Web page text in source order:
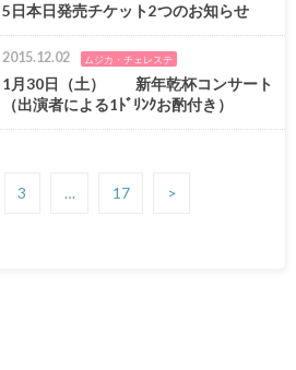
5日本日発売チケット2つのお知らせ
2015.12.02 ムジカ・チェレステ
1月30日（土） 新年乾杯コンサート
（出演者による1ﾄﾞﾘﾝｸお酌付き）
3 … 17 >